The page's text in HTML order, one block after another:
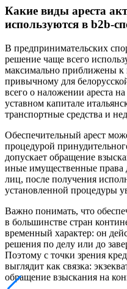
Какие виды ареста
используются в b2b-
В предпринимательских
решение чаще всего
максимально приближены к
привычному для
всего о наложении ареста
уставном капитале
транспортные средства и
Обеспечительный арест
процедурой
допускает обращение
иные имущественные права
лиц, после получения
установленной процедуры
Важно понимать, что
в большинстве стран
временный характер: он
решения по делу или до
Поэтому с точки зрения
выглядит как связка:
обращение взыскания на